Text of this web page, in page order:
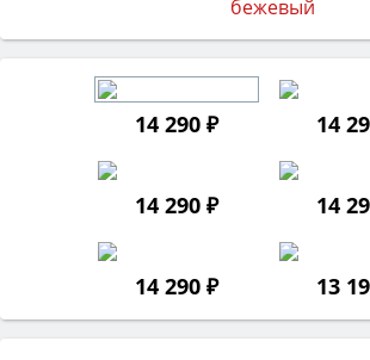
14 290 ₽ 14
14 290 ₽ 14
14 290 ₽ 13